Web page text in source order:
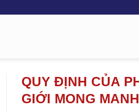
QUY ĐỊNH CỦA
GIỚI MONG